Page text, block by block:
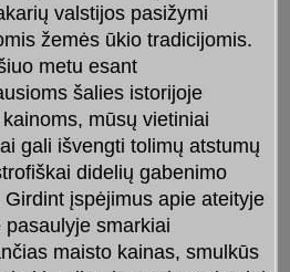
valstijos pasižymi
žemės ūkio tradicijomis.
metu esant
šalies istorijoje
mūsų vietiniai
gali išvengti tolimų atstumų
didelių gabenimo
Girdint įspėjimus apie ateityje
pasaulyje smarkiai
maisto kainas, smulkūs